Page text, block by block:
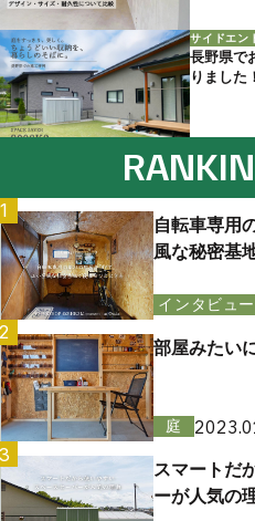
サイドエン
長野県で
りました！
1
自転車専用
風な秘密基
インタビュー
2
部屋みたい
庭
スマートだ
ーが人気の